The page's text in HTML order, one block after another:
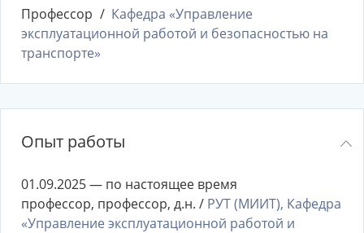
Профессор
Кафедра «Управление
эксплуатационной работой и безопасностью на
транспорте»
Опыт работы
01.09.2025 — по настоящее время
профессор, профессор, д.н. / РУТ (МИИТ), Кафедра
«Управление эксплуатационной работой и